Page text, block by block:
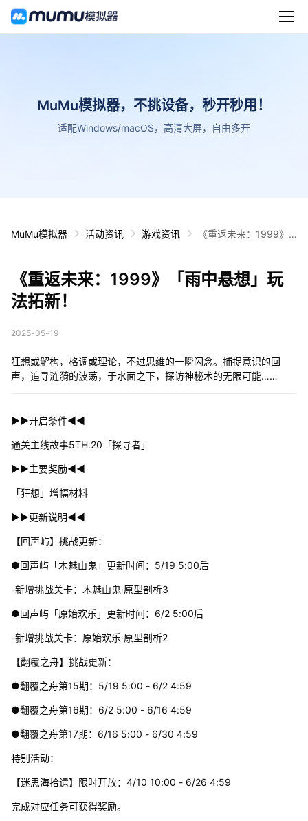
MuMu模拟器，不挑设备，秒开秒用！
适配Windows/macOS，高清大屏，自由多开
MuMu模拟器 活动资讯 游戏资讯
《重返未来：1999》
《重返未来：1999》「雨中悬想」玩
法拓新！
2025-05-19
狂想或解构，格调或理论，不过思维的一瞬闪念。捕捉意识的回
声，追寻涟漪的波荡，于水面之下，探访神秘术的无限可能……
▶▶开启条件◀◀
通关主线故事5TH.20「探寻者」
▶▶主要奖励◀◀
「狂想」增幅材料
▶▶更新说明◀◀
【回声屿】挑战更新：
●回声屿「木魅山鬼」更新时间：5/19 5:00后
-新增挑战关卡：木魅山鬼·原型剖析3
●回声屿「原始欢乐」更新时间：6/2 5:00后
-新增挑战关卡：原始欢乐·原型剖析2
【翻覆之舟】挑战更新：
●翻覆之舟第15期：5/19 5:00 - 6/2 4:59
●翻覆之舟第16期：6/2 5:00 - 6/16 4:59
●翻覆之舟第17期：6/16 5:00 - 6/30 4:59
特别活动：
【迷思海拾遗】限时开放：4/10 10:00 - 6/26 4:59
完成对应任务可获得奖励。